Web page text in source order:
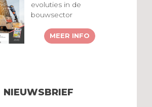
evoluties in de
bouwsector
MEER INFO
NIEUWSBRIEF